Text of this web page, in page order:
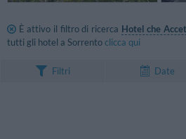
È attivo il filtro di ricerca Hotel che
tutti gli hotel a Sorrentoclicca qui
Filtri Date